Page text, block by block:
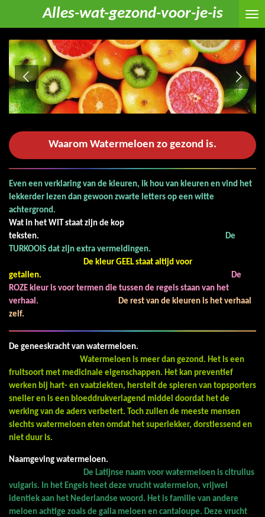
naar
de
hoofdinhoud
Alles-wat-gezond-voor-je-is
Waarom Watermeloen zo gezond is.
Even een verklaring van de kleuren, ik hou van kleuren en vind het
lekkerder lezen dan gewoon zwarte letters op een witte
achtergrond.
Wat in het WIT staat zijn de kop
teksten.
De
TURKOOIS dat zijn extra vermeldingen.
De kleur GEEL staat altijd voor
getallen.
De
ROZE kleur is voor termen die tussen de regels staan van het
verhaal.
De rest van de kleuren is het verhaal
zelf.
De geneeskracht van watermeloen.
Watermeloen is meer dan gezond. Het is een
fruitsoort met medicinale eigenschappen. Het kan preventief
werken bij hart- en vaatziekten, herstelt de spieren van topsporters
sneller en is een bloeddrukverlagend middel doordat het de
werking van de aders verbetert. Toch zullen de meeste mensen
slechts watermeloen eten omdat het superlekker, dorstlessend en
niet duur is.
Naamgeving watermeloen.
De Latijnse naam voor watermeloen is citrullus
vulgaris. In het Engels heet deze vrucht watermelon, vrijwel
identiek aan het Nederlandse woord. Het is familie van andere
meloen achtige zoals de galia meloen en cantaloupe. Deze vrucht